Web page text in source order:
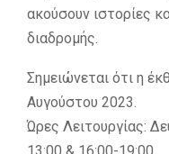
ακούσουν ιστορίες
διαδρομής.
Σημειώνεται ότι η
Αυγούστου 2023.
Ώρες Λειτουργίας: